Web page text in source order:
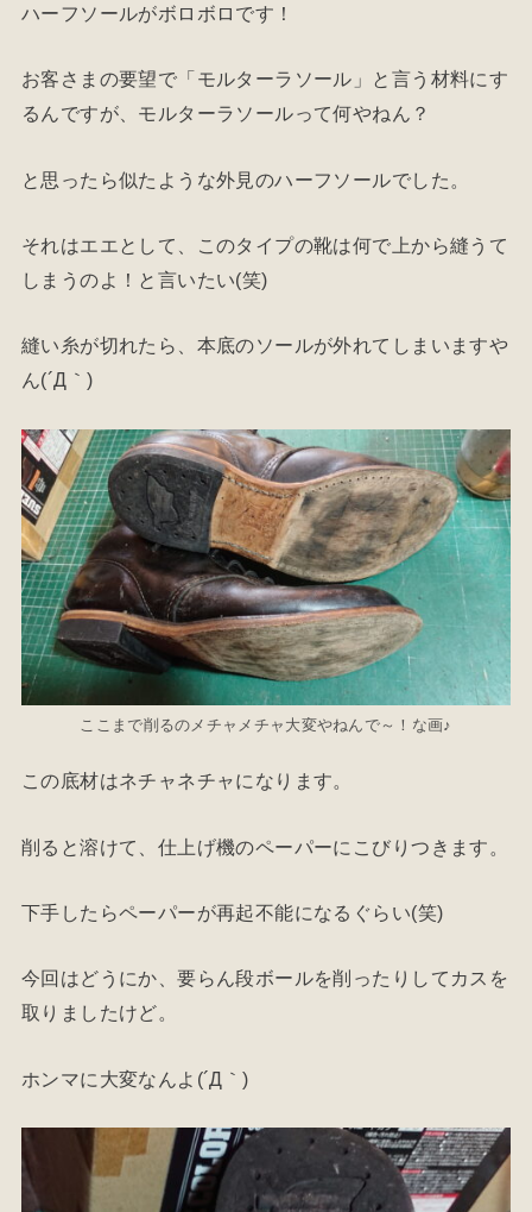
ハーフソールがボロボロです！
お客さまの要望で「モルターラソール」と言う材料にす
るんですが、モルターラソールって何やねん？
と思ったら似たような外見のハーフソールでした。
それはエエとして、このタイプの靴は何で上から縫うて
しまうのよ！と言いたい(笑)
縫い糸が切れたら、本底のソールが外れてしまいますや
ん(´Д｀)
ここまで削るのメチャメチャ大変やねんで～！な画♪
この底材はネチャネチャになります。
削ると溶けて、仕上げ機のペーパーにこびりつきます。
下手したらペーパーが再起不能になるぐらい(笑)
今回はどうにか、要らん段ボールを削ったりしてカスを
取りましたけど。
ホンマに大変なんよ(´Д｀)